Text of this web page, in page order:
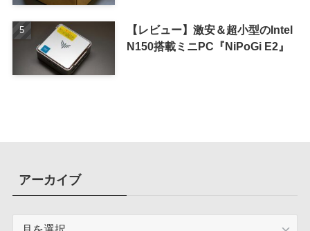
【レビュー】激安＆超小型のIntel
N150搭載ミニPC『NiPoGi E2』
アーカイブ